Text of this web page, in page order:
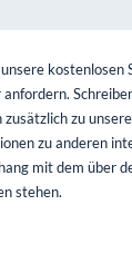
kostenlosen
zusätzlich zu
zu anderen
mit dem über
stehen.